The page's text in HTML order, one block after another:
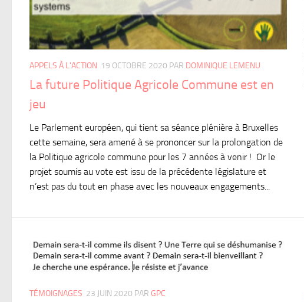
APPELS À L'ACTION 19 OCTOBRE 2020 PAR DOMINIQUE LEMENU
La future Politique Agricole Commune est en
jeu
Le Parlement européen, qui tient sa séance plénière à Bruxelles
cette semaine, sera amené à se prononcer sur la prolongation de
la Politique agricole commune pour les 7 années à venir ! Or le
projet soumis au vote est issu de la précédente législature et
n’est pas du tout en phase avec les nouveaux engagements...
TÉMOIGNAGES 23 JUIN 2020 PAR GPC